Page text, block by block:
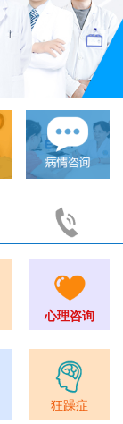
心理咨询
狂躁症